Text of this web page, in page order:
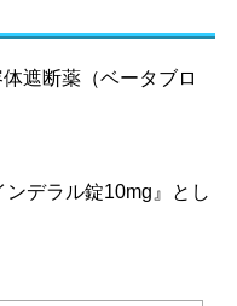
遮断薬（ベータブロ
ンデラル錠10mg』とし